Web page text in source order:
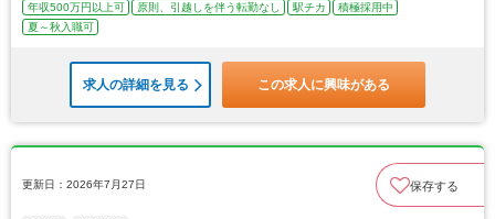
年収500万円以上可 原則、引越しを伴う転勤なし 駅チカ
積極採用中
夏～秋入職可
求人の詳細を見る この求人に興味がある
更新日：2026年7月27日 保存する